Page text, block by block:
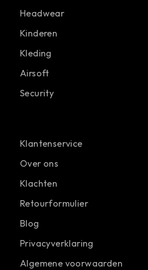
Headwear
Kinderen
Kleding
Airsoft
Security
Klantenservice
Over ons
Klachten
Retourformulier
Blog
Privacyverklaring
Algemene voorwaarden